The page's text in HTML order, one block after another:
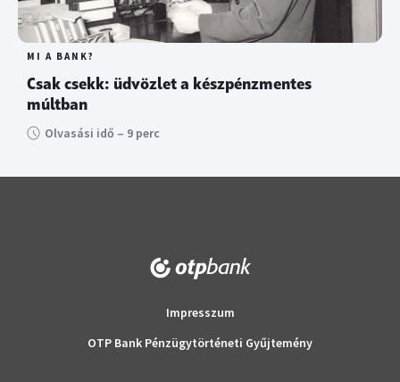
MI A BANK?
Csak csekk: üdvözlet a készpénzmentes
múltban
Olvasási idő – 9 perc
Impresszum
OTP Bank Pénzügytörténeti Gyűjtemény